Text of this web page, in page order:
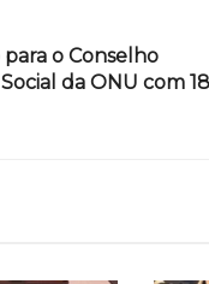
para o Conselho
da ONU com